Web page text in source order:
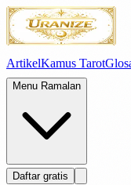
ArtikelKamus Tarot
Menu Ramalan
Daftar gratis